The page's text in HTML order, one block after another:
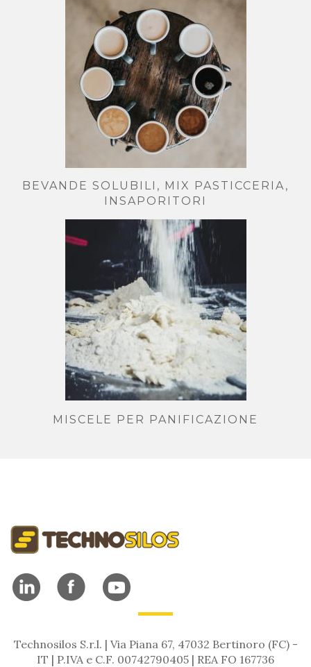
BEVANDE SOLUBILI, MIX PASTICCERIA,
INSAPORITORI
MISCELE PER PANIFICAZIONE
Technosilos S.r.l. | Via Piana 67, 47032 Bertinoro (FC) -
IT | P.IVA e C.F. 00742790405 | REA FO 167736